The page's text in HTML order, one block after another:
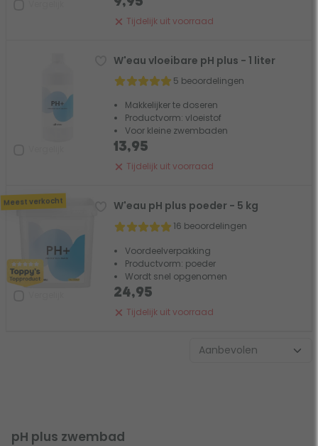
Tijdelijk uit voorraad
W'eau vloeibare pH plus - 1 liter
5 beoordelingen
Makkelijker te doseren
Productvorm: vloeistof
Voor kleine zwembaden
Tijdelijk uit voorraad
13,95
Meest verkocht W'eau pH plus poeder - 5 kg
16 beoordelingen
Voordeelverpakking
Productvorm: poeder
Wordt snel opgenomen
Tijdelijk uit voorraad
24,95
pH plus zwembad